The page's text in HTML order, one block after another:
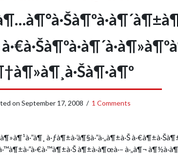
on September 17, 2008 / 1 Comments
à·ƒà¶±à·’à¶§à·”à·„à¶±à·Š
à¶±à·à¶œà·– à·„à¶¬